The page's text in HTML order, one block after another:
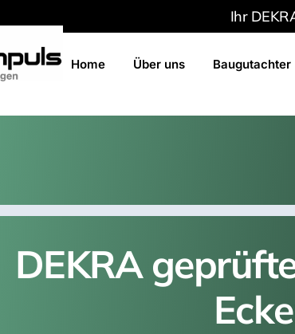
Ihr
Home Über uns Baugutachter
DEKRA